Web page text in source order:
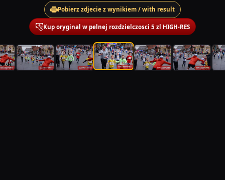
Pobierz zdjecie z wynikiem / with result
Kup oryginal w pelnej rozdzielczosci 5 zl HIGH-RES